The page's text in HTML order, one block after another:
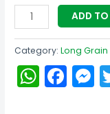
ratings
ADD TO
Category:Long